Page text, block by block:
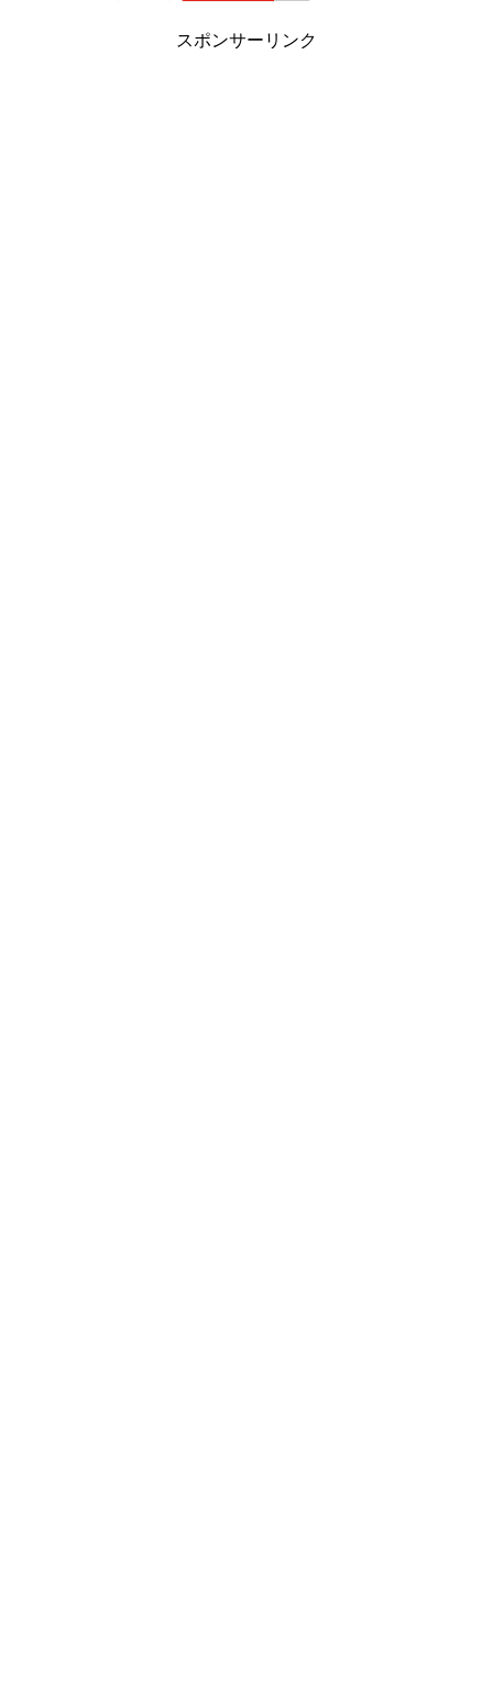
スポンサーリンク